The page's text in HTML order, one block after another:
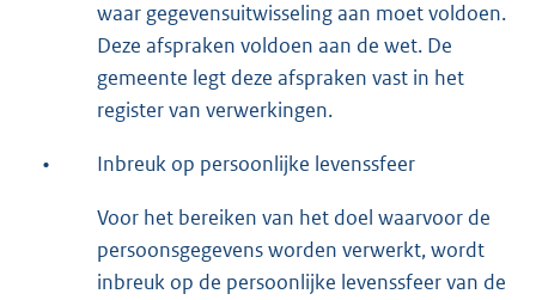
waar gegevensuitwisseling aan moet voldoen.
Deze afspraken voldoen aan de wet. De
gemeente legt deze afspraken vast in het
register van verwerkingen.
• Inbreuk op persoonlijke levenssfeer
Voor het bereiken van het doel waarvoor de
persoonsgegevens worden verwerkt, wordt
inbreuk op de persoonlijke levenssfeer van de